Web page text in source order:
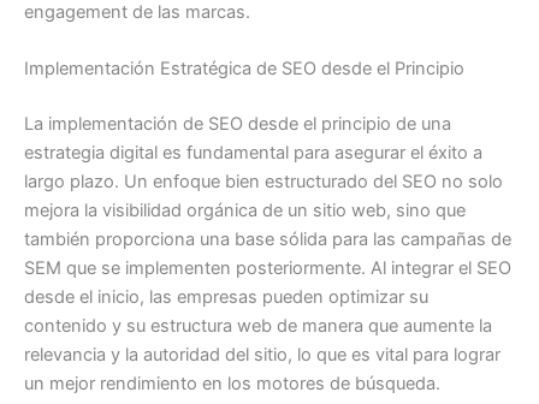
engagement de las marcas.
Implementación Estratégica de SEO desde el Principio
La implementación de SEO desde el principio de una
estrategia digital es fundamental para asegurar el éxito a
largo plazo. Un enfoque bien estructurado del SEO no solo
mejora la visibilidad orgánica de un sitio web, sino que
también proporciona una base sólida para las campañas de
SEM que se implementen posteriormente. Al integrar el SEO
desde el inicio, las empresas pueden optimizar su
contenido y su estructura web de manera que aumente la
relevancia y la autoridad del sitio, lo que es vital para lograr
un mejor rendimiento en los motores de búsqueda.